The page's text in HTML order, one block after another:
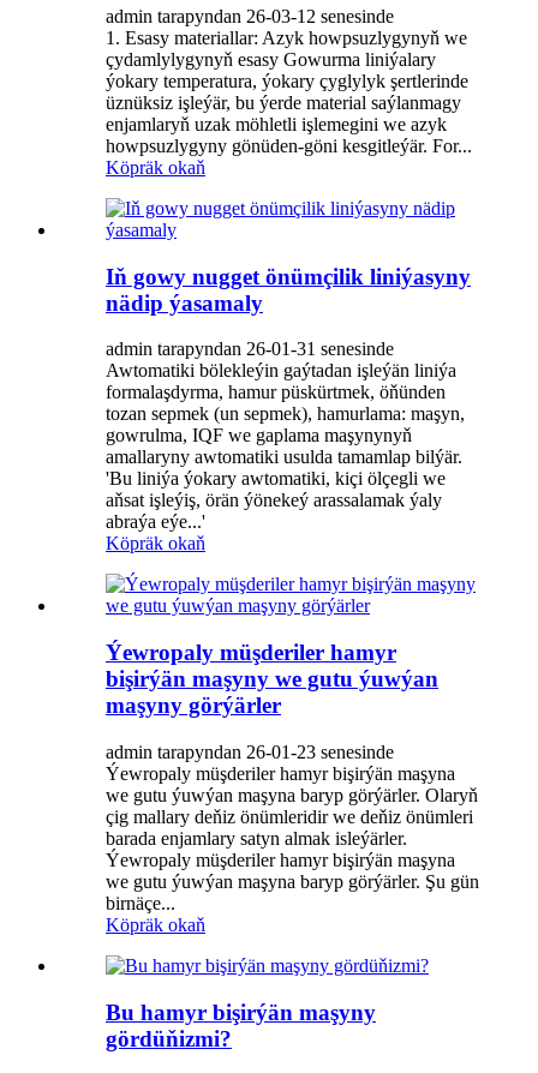
admin tarapyndan 26-03-12 senesinde
1. Esasy materiallar: Azyk howpsuzlygynyň we
çydamlylygynyň esasy Gowurma liniýalary
ýokary temperatura, ýokary çyglylyk şertlerinde
üznüksiz işleýär, bu ýerde material saýlanmagy
enjamlaryň uzak möhletli işlemegini we azyk
howpsuzlygyny gönüden-göni kesgitleýär. ‌For...
Köpräk okaň
Iň gowy nugget önümçilik liniýasyny
nädip ýasamaly
admin tarapyndan 26-01-31 senesinde
Awtomatiki bölekleýin gaýtadan işleýän liniýa
formalaşdyrma, hamur püskürtmek, öňünden
tozan sepmek (un sepmek), hamurlama: maşyn,
gowrulma, IQF we gaplama maşynynyň
amallaryny awtomatiki usulda tamamlap bilýär.
'Bu liniýa ýokary awtomatiki, kiçi ölçegli we
aňsat işleýiş, örän ýönekeý arassalamak ýaly
abraýa eýe...'
Köpräk okaň
Ýewropaly müşderiler hamyr
bişirýän maşyny we gutu ýuwýan
maşyny görýärler
admin tarapyndan 26-01-23 senesinde
Ýewropaly müşderiler hamyr bişirýän maşyna
we gutu ýuwýan maşyna baryp görýärler. Olaryň
çig mallary deňiz önümleridir we deňiz önümleri
barada enjamlary satyn almak isleýärler.
Ýewropaly müşderiler hamyr bişirýän maşyna
we gutu ýuwýan maşyna baryp görýärler. Şu gün
birnäçe...
Köpräk okaň
Bu hamyr bişirýän maşyny
gördüňizmi?